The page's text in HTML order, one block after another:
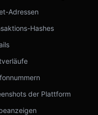
Adressen
Hashes
der Plattform